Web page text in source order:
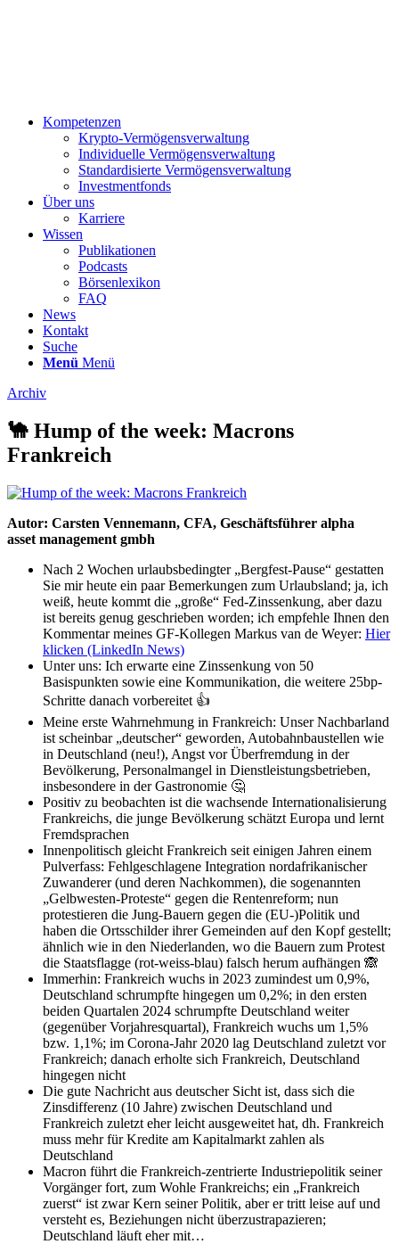
Kompetenzen
Krypto-Vermögensverwaltung
Individuelle Vermögensverwaltung
Standardisierte Vermögensverwaltung
Investmentfonds
Über uns
Karriere
Wissen
Publikationen
Podcasts
Börsenlexikon
FAQ
News
Kontakt
Suche
Menü Menü
Archiv
🐪 Hump of the week: Macrons
Frankreich
Autor: Carsten Vennemann, CFA, Geschäftsführer alpha
asset management gmbh
Nach 2 Wochen urlaubsbedingter „Bergfest-Pause“ gestatten
Sie mir heute ein paar Bemerkungen zum Urlaubsland; ja, ich
weiß, heute kommt die „große“ Fed-Zinssenkung, aber dazu
ist bereits genug geschrieben worden; ich empfehle Ihnen den
Kommentar meines GF-Kollegen Markus van de Weyer: Hier
klicken (LinkedIn News)
Unter uns: Ich erwarte eine Zinssenkung von 50
Basispunkten sowie eine Kommunikation, die weitere 25bp-
Schritte danach vorbereitet 👍
Meine erste Wahrnehmung in Frankreich: Unser Nachbarland
ist scheinbar „deutscher“ geworden, Autobahnbaustellen wie
in Deutschland (neu!), Angst vor Überfremdung in der
Bevölkerung, Personalmangel in Dienstleistungsbetrieben,
insbesondere in der Gastronomie 🤔
Positiv zu beobachten ist die wachsende Internationalisierung
Frankreichs, die junge Bevölkerung schätzt Europa und lernt
Fremdsprachen
Innenpolitisch gleicht Frankreich seit einigen Jahren einem
Pulverfass: Fehlgeschlagene Integration nordafrikanischer
Zuwanderer (und deren Nachkommen), die sogenannten
„Gelbwesten-Proteste“ gegen die Rentenreform; nun
protestieren die Jung-Bauern gegen die (EU-)Politik und
haben die Ortsschilder ihrer Gemeinden auf den Kopf gestellt;
ähnlich wie in den Niederlanden, wo die Bauern zum Protest
die Staatsflagge (rot-weiss-blau) falsch herum aufhängen 🙈
Immerhin: Frankreich wuchs in 2023 zumindest um 0,9%,
Deutschland schrumpfte hingegen um 0,2%; in den ersten
beiden Quartalen 2024 schrumpfte Deutschland weiter
(gegenüber Vorjahresquartal), Frankreich wuchs um 1,5%
bzw. 1,1%; im Corona-Jahr 2020 lag Deutschland zuletzt vor
Frankreich; danach erholte sich Frankreich, Deutschland
hingegen nicht
Die gute Nachricht aus deutscher Sicht ist, dass sich die
Zinsdifferenz (10 Jahre) zwischen Deutschland und
Frankreich zuletzt eher leicht ausgeweitet hat, dh. Frankreich
muss mehr für Kredite am Kapitalmarkt zahlen als
Deutschland
Macron führt die Frankreich-zentrierte Industriepolitik seiner
Vorgänger fort, zum Wohle Frankreichs; ein „Frankreich
zuerst“ ist zwar Kern seiner Politik, aber er tritt leise auf und
versteht es, Beziehungen nicht überzustrapazieren;
Deutschland läuft eher mit…